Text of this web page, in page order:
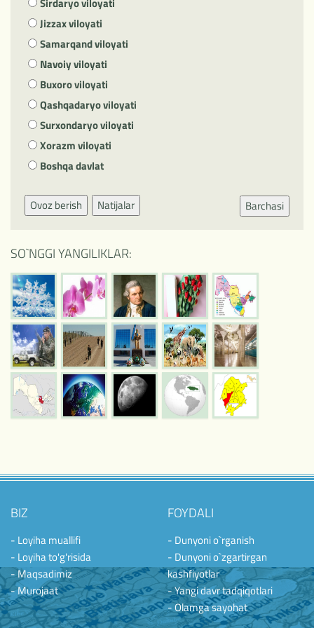
Sirdaryo viloyati
Jizzax viloyati
Samarqand viloyati
Navoiy viloyati
Buxoro viloyati
Qashqadaryo viloyati
Surxondaryo viloyati
Xorazm viloyati
Boshqa davlat
Ovoz berish Natijalar Barchasi
SO`NGGI YANGILIKLAR:
BIZ
- Loyiha muallifi
- Loyiha to'g'risida
- Maqsadimiz
- Murojaat
FOYDALI
- Dunyoni o`rganish
- Dunyoni o`zgartirgan
kashfiyotlar
- Yangi davr tadqiqotlari
- Olamga sayohat